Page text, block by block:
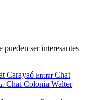
pueden ser interesantes
Carayaó Entrar Chat
Chat Colonia Walter